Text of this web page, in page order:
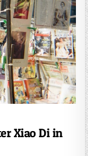
Xiao Di in